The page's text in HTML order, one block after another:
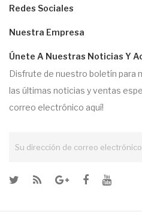
Redes Sociales
Nuestra Empresa
Únete A Nuestras Noticias Y
Disfrute de nuestro boletín para
las últimas noticias y ventas
correo electrónico aquí!